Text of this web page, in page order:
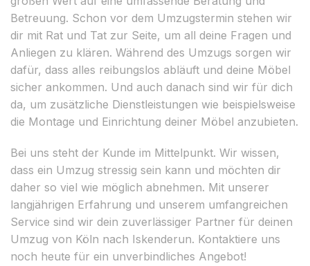
Betreuung. Schon vor dem Umzugstermin stehen wir
dir mit Rat und Tat zur Seite, um all deine Fragen und
Anliegen zu klären. Während des Umzugs sorgen wir
dafür, dass alles reibungslos abläuft und deine Möbel
sicher ankommen. Und auch danach sind wir für dich
da, um zusätzliche Dienstleistungen wie beispielsweise
die Montage und Einrichtung deiner Möbel anzubieten.
Bei uns steht der Kunde im Mittelpunkt. Wir wissen,
dass ein Umzug stressig sein kann und möchten dir
daher so viel wie möglich abnehmen. Mit unserer
langjährigen Erfahrung und unserem umfangreichen
Service sind wir dein zuverlässiger Partner für deinen
Umzug von Köln nach Iskenderun. Kontaktiere uns
noch heute für ein unverbindliches Angebot!